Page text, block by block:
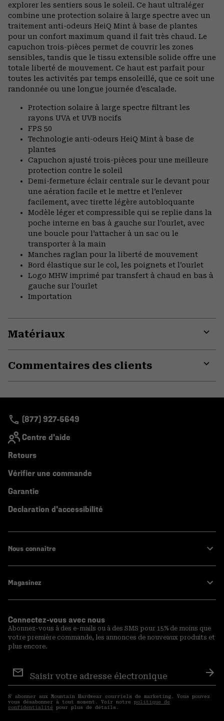
explorer les sentiers sous le soleil. Ce haut ultraléger
combine une protection solaire à large spectre avec un
traitement anti-odeurs HeiQ Mint à base de plantes
pour un confort maximum quand il fait très chaud. Le
capuchon trois-pièces permet de couvrir les zones
sensibles, tandis que le tissu extensible solide offre une
totale liberté de mouvement. Ce haut est parfait pour
toutes les activités par temps ensoleillé, que ce soit une
randonnée ou une longue journée d’escalade.
Protection solaire à large spectre filtrant les
rayons UVA et UVB nocifs
FPS 50
Technologie anti-odeurs HeiQ Mint à base de
plantes
Capuchon ajusté trois-pièces pour une meilleure
protection contre le soleil
Demi-fermeture éclair centrale sur le devant pour
une aération facile et le mettre et l’enlever
facilement, avec tirette légère autobloquante
Modèle léger et compressible qui se replie dans la
poche interne en bas à gauche sur l’ourlet, avec
une boucle pour l’attacher à un sac ou le
transporter à la main
Manches raglan pour la liberté de mouvement
Bord élastique sur le col, les poignets et l’ourlet
Logo MHW imprimé par transfert à chaud en bas à
gauche sur l’ourlet
Importation
Matériaux
Commentaires des clients
(877) 927-5649
Centre d'aide
Retours
Vérifier une commande
Garantie
Declaration d'accessibilité
Nous connaitre
Magasinez
Connectez-vous avec nous
Abonnez-vous à des e-mails ou à des SMS pour 15% de moins que
votre première commande, les annonces de nouveaux produits et
plus encore.
aux
courriels
S′ abonner aux Mountain Hardwear courriels de marketing. Vous pouvez
vous désabonner à tout moment. Voir notre politique de
confidentialité pour plus de détails.